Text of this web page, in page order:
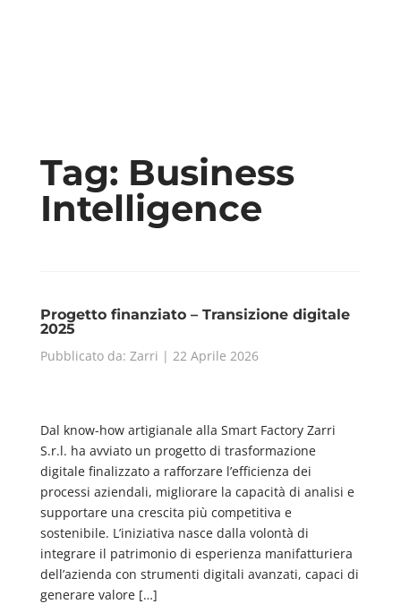
Tag: Business
Intelligence
Progetto finanziato – Transizione digitale
2025
Pubblicato da: Zarri | 22 Aprile 2026
Dal know-how artigianale alla Smart Factory Zarri
S.r.l. ha avviato un progetto di trasformazione
digitale finalizzato a rafforzare l’efficienza dei
processi aziendali, migliorare la capacità di analisi e
supportare una crescita più competitiva e
sostenibile. L’iniziativa nasce dalla volontà di
integrare il patrimonio di esperienza manifatturiera
dell’azienda con strumenti digitali avanzati, capaci di
generare valore […]